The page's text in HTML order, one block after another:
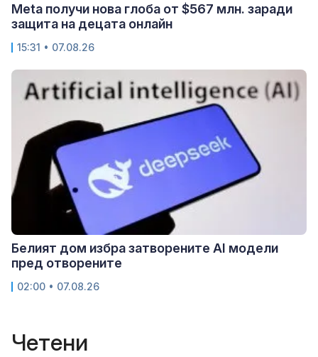
Meta получи нова глоба от $567 млн. заради
защита на децата онлайн
15:31 • 07.08.26
Белият дом избра затворените AI модели
пред отворените
02:00 • 07.08.26
Четени